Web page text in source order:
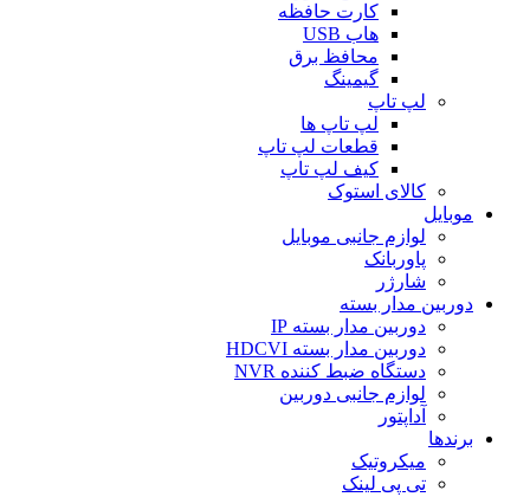
کارت حافظه
هاب USB
محافظ برق
گیمینگ
لپ تاپ
لپ تاپ ها
قطعات لپ تاپ
کیف لپ تاپ
کالای استوک
موبایل
لوازم جانبی موبایل
پاوربانک
شارژر
دوربین مدار بسته
دوربین مدار بسته IP
دوربین مدار بسته HDCVI
دستگاه ضبط کننده NVR
لوازم جانبی دوربین
آداپتور
برندها
میکروتیک
تی پی لینک